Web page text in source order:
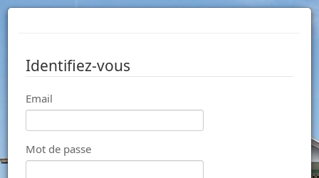
Identifiez-vous
Email
Mot de passe